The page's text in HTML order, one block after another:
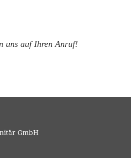
uns auf Ihren Anruf!
GmbH